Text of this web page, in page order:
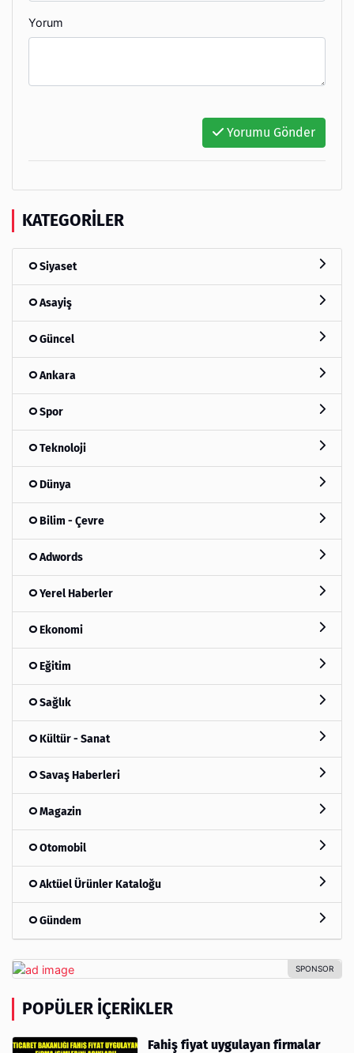
Yorum
Yorumu Gönder
KATEGORILER
Siyaset
Asayiş
Güncel
Ankara
Spor
Teknoloji
Dünya
Bilim - Çevre
Adwords
Yerel Haberler
Ekonomi
Eğitim
Sağlık
Kültür - Sanat
Savaş Haberleri
Magazin
Otomobil
Aktüel Ürünler Kataloğu
Gündem
POPÜLER İÇERIKLER
Fahiş fiyat uygulayan firmalar